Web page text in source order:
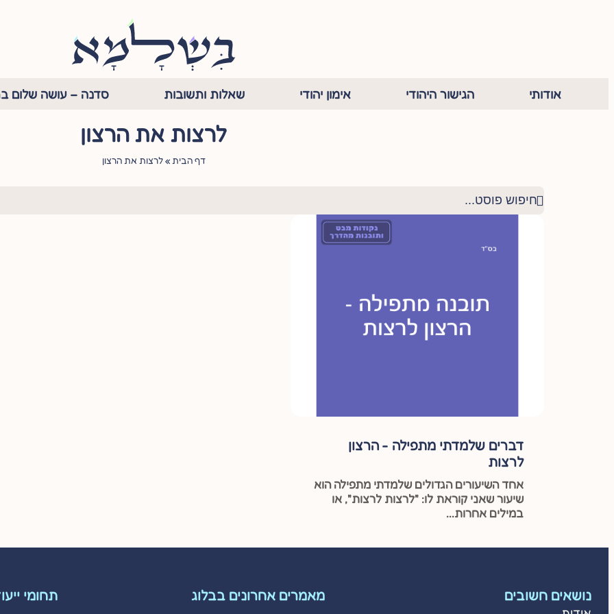
אודותי הגישור היהודי אימון יהודי שאלות ותשובות סדנה – עושה שלום
לרצות את הרצון
דף הבית »לרצות את הרצון
דברים שלמדתי מתפילה - הרצון
לרצות
אחד השיעורים הגדולים שלמדתי מתפילה הוא
שיעור שאני קוראת לו: "לרצות לרצות", או
במילים אחרות...
נושאים חשובים מאמרים אחרונים בבלוג תחומי